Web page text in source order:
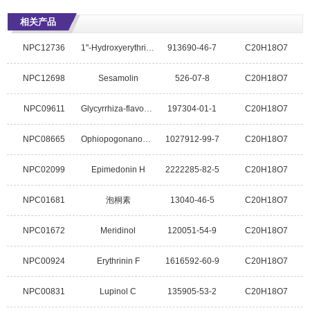
相关产品
NPC12736 1''-Hydroxyerythrinin C 913690-46-7 C20H18O7
NPC12698 Sesamolin 526-07-8 C20H18O7
NPC09611 Glycyrrhiza-flavonol A 197304-01-1 C20H18O7
NPC08665 Ophiopogonanone D 1027912-99-7 C20H18O7
NPC02099 Epimedonin H 2222285-82-5 C20H18O7
NPC01681 泡桐素 13040-46-5 C20H18O7
NPC01672 Meridinol 120051-54-9 C20H18O7
NPC00924 Erythrinin F 1616592-60-9 C20H18O7
NPC00831 Lupinol C 135905-53-2 C20H18O7